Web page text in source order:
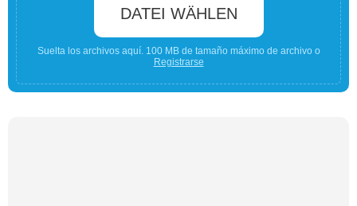
DATEI WÄHLEN
Suelta los archivos aquí. 100 MB de tamaño máximo de archivo o
Registrarse